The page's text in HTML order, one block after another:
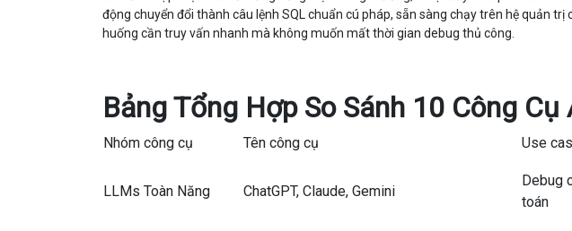
động chuyển đổi thành câu lệnh SQL chuẩn cú pháp, sẵn sàng chạy trên hệ quản
huống cần truy vấn nhanh mà không muốn mất thời gian debug thủ công.
Bảng Tổng Hợp So Sánh 10 Công
Nhóm công cụ Tên công cụ Use
LLMs Toàn Năng ChatGPT, Claude, Gemini
Debug
toán